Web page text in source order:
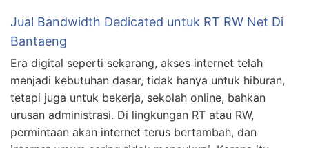
Jual Bandwidth Dedicated untuk RT RW Net Di
Bantaeng
Era digital seperti sekarang, akses internet telah
menjadi kebutuhan dasar, tidak hanya untuk hiburan,
tetapi juga untuk bekerja, sekolah online, bahkan
urusan administrasi. Di lingkungan RT atau RW,
permintaan akan internet terus bertambah, dan